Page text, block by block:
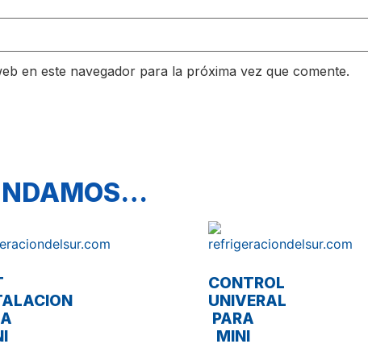
en este navegador para la próxima vez que comente.
CONTROL
UNIVERAL
PARA
MINI